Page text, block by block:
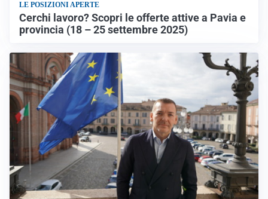
LE POSIZIONI APERTE
Cerchi lavoro? Scopri le offerte attive a Pavia e
provincia (18 – 25 settembre 2025)